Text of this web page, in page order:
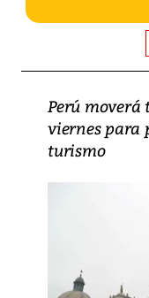
Perú moverá
viernes para
turismo